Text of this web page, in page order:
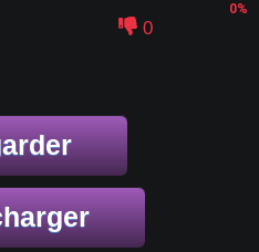
0%
0